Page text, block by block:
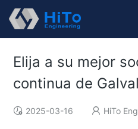
Elija a su mejor
continua de
2025-03-16 HiTo